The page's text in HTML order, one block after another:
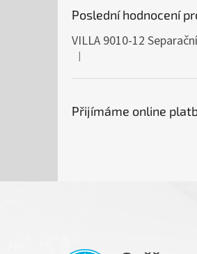
Poslední hodnocení
Hodnocení produktu je 5 z 5
|
Přijímáme online